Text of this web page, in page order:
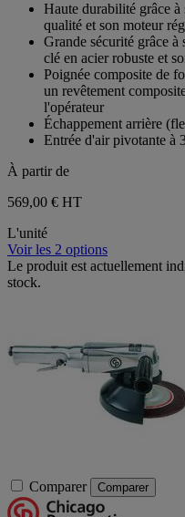
étoiles.
Haute durabilité grâce à
qualité et son moteur
Grande sécurité grâce à
clé en acier robuste et
Poignée composite de
un revêtement
l'opérateur
Échappement arrière
Entrée d'air pivotante à
À partir de
569,00 € HT
L'unité
Voir les 2 options
Le produit est actuellement
stock.
Comparer Comparer